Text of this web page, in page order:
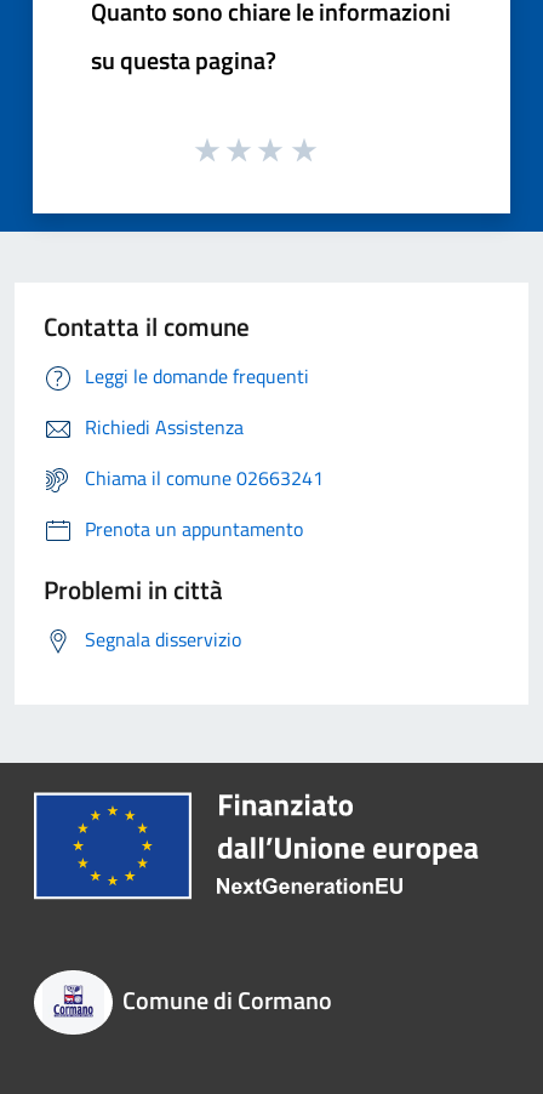
Quanto sono chiare le informazioni
su questa pagina?
Contatta il comune
Leggi le domande frequenti
Richiedi Assistenza
Chiama il comune 02663241
Prenota un appuntamento
Problemi in città
Segnala disservizio
Comune di Cormano